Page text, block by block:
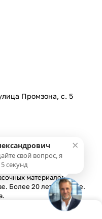
Промзона, с. 5
данных
материалов
Более 20 лет на рынке.
×
свой вопрос, я
секунд